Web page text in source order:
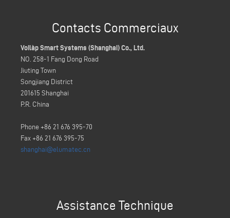
Contacts Commerciaux
Voilàp Smart Systems (Shanghai) Co., Ltd.
NO. 258-1 Fang Dong Road
Jiuting Town
Songjiang District
201615 Shanghai
P.R. China
Phone +86 21 676 395-70
Fax +86 21 676 395-75
shanghai@elumatec.cn
Assistance Technique